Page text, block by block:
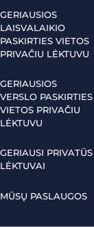
GERIAUSIOS
LAISVALAIKIO
PASKIRTIES VIETOS
PRIVAČIU LĖKTUVU
GERIAUSIOS
VERSLO PASKIRTIES
VIETOS PRIVAČIU
LĖKTUVU
GERIAUSI PRIVATŪS
LĖKTUVAI
MŪSŲ PASLAUGOS